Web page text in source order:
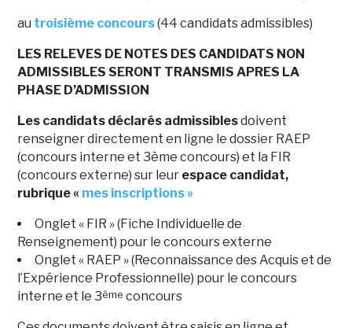
au troisième concours(44 candidats admissibles)
LES RELEVES DE NOTES DES CANDIDATS NON
ADMISSIBLES SERONT TRANSMIS APRES LA
PHASE D’ADMISSION
Les candidats déclarés admissiblesdoivent
renseigner directement en ligne le dossier RAEP
(concours interne et 3ème concours) et la FIR
(concours externe) sur leur espace candidat,
rubrique « mes inscriptions »
Onglet « FIR » (Fiche Individuelle de
Renseignement) pour le concours externe
Onglet « RAEP » (Reconnaissance des Acquis et de
l’Expérience Professionnelle) pour le concours
interne et le 3ème concours